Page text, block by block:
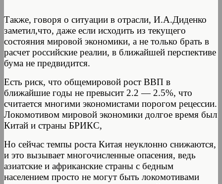
Также, говоря о ситуации в отрасли, И.А.Диденко
заметил,что, даже если исходить из текущего
состояния мировой экономики, а не только брать в
расчет российские реалии, в ближайшей перспективе
бума не предвидится.
Есть риск, что общемировой рост ВВП в
ближайшие годы не превысит 2.2 — 2.5%, что
считается многими экономистами порогом рецессии.
Локомотивом мировой экономики долгое время был
Китай и страны БРИКС,
Но сейчас темпы роста Китая неуклонно снижаются,
и это вызывает многочисленные опасения, ведь
азиатские и африканские страны с бедным
населением просто не могут быть локомотивами